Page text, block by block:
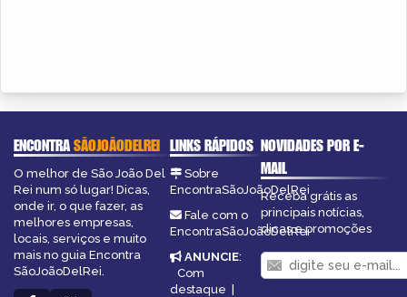
ENCONTRASÃOJOÃODELREI
O melhor de São João Del
Rei num só lugar! Dicas,
onde ir, o que fazer, as
melhores empresas,
locais, serviços e muito
mais no guia Encontra
SãoJoãoDelRei.
LINKS RÁPIDOS
Sobre
EncontraSãoJoãoDelRei
Fale com o
EncontraSãoJoãoDelRei
ANUNCIE:
Com
destaque |
NOVIDADES POR E-
MAIL
Receba grátis as
principais notícias,
dicas e promoções